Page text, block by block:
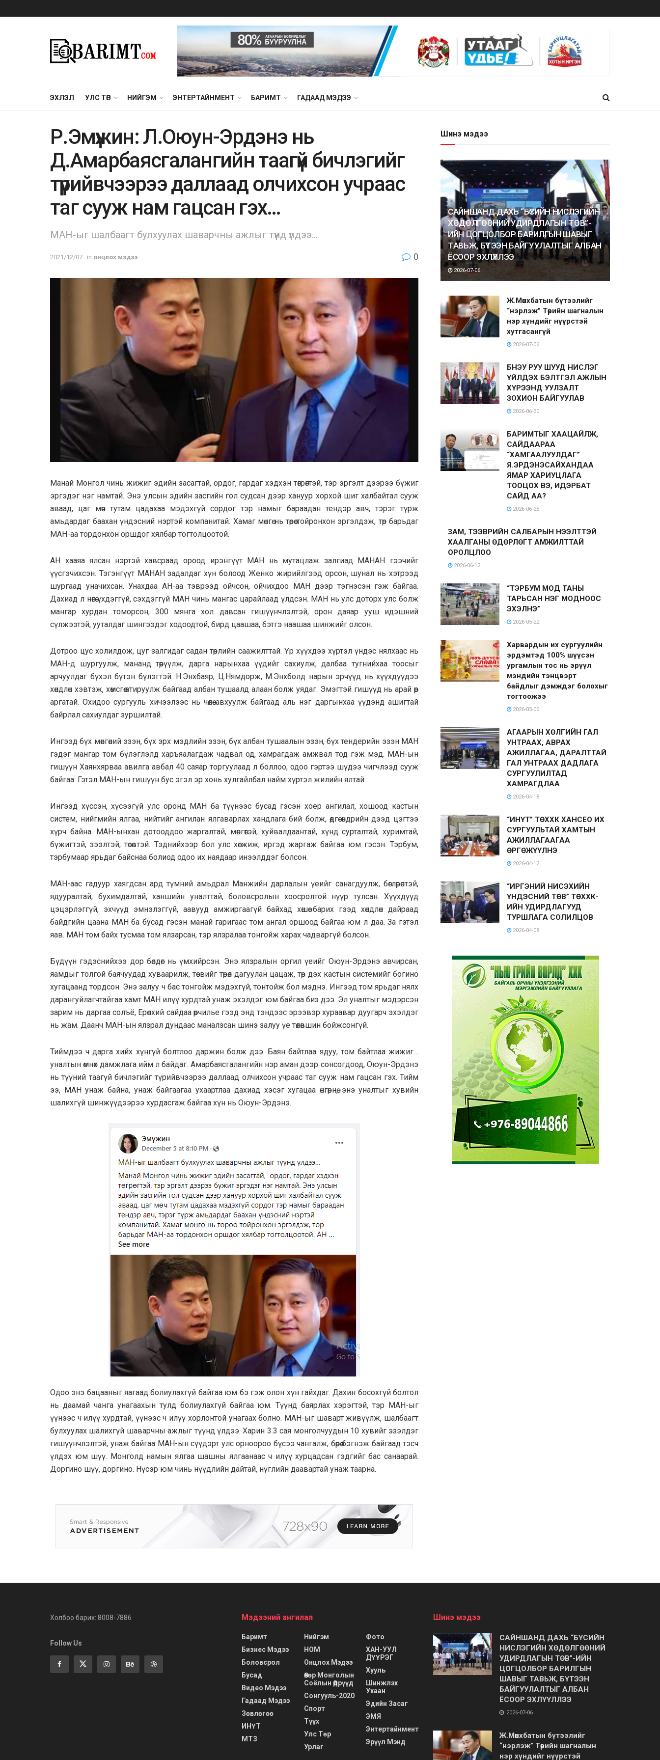
ЭХЛЭЛ УЛС ТӨР НИЙГЭМ ЭНТЕРТАЙНМЕНТ БАРИМТ ГАДААД МЭДЭЭ
Р.Эмүжин: Л.Оюун-Эрдэнэ нь
Д.Амарбаясгалангийн таагүй бичлэгийг
түрийвчээрээ даллаад олчихсон учраас
таг сууж нам гацсан гэх…
МАН-ыг шалбаагт булхуулах шаварчны ажлыг түүнд үлдээ...
2021/12/07 in онцлох мэдээ 0
Манай Монгол чинь жижиг эдийн засагтай, ордог, гардаг хэдхэн төгрөгтэй, тэр эргэлт дээрээ бүжиг
эргэдэг нэг намтай. Энэ улсын эдийн засгийн гол судсан дээр хануур хорхой шиг халбайтал сууж
аваад, цаг мөч тутам цадахаа мэдэхгүй сордог тэр намыг бараадан тендэр авч, тэрэг түрж
амьдардаг баахан үндэсний нэртэй компанитай. Хамаг мөнгө нь төрөө тойронхон эргэлдэж, төр барьдаг
МАН-аа тордонхон оршдог хялбар тогтолцоотой.
АН хааяа ялсан нэртэй хавсраад ороод ирэнгүүт МАН нь мутацлаж залгиад МАНАН гээчийг
үүсгэчихсэн. Тэгэнгүүт МАНАН задалдаг хүн болоод Женко жирийлгээд орсон, шунал нь хэтрээд
шургаад уначихсан. Унахдаа АН-аа тэврээд ойчсон, ойчихдоо МАН дээр тэгнэсэн гэж байгаа.
Дахиад л нөгөө үхдэггүй, сэхдэггүй МАН чинь мангас царайлаад үлдсэн. МАН нь улс доторх улс болж
мангар хурдан томорсон, 300 мянга хол давсан гишүүнчлэлтэй, орон даяар ууш идэшний
сүлжээтэй, ууталдаг шингээдэг ходоодтой, бирд цаашаа, бэтгэ наашаа шинжийг олсон.
Дотроо цус холилдож, цуг залгидаг садан төрлийн саажилттай. Үр хүүхдээ хүртэл үндэс нялхаас нь
МАН-д шургуулж, мананд төөрүүлж, дарга нарынхаа үүдийг сахиулж, далбаа тугнийхаа тоосыг
арчуулдаг бүхэл бүтэн бүлэгтэй. Н.Энхбаяр, Ц.Нямдорж, М.Энхболд нарын эрчүүд нь хүүхдүүдээ
хөндлөн хэвтэж, хөмсгөө атируулж байгаад албан тушаалд алаан болж уядаг. Эмэгтэй гишүүд нь арай өөр
аргатай. Охидоо сургууль хичээлээс нь чөлөө авхуулж байгаад аль нэг даргынхаа үүдэнд ашигтай
байрлал сахиулдаг зуршилтай.
Ингээд бүх мөнгөний эзэн, бүх эрх мэдлийн эзэн, бүх албан тушаалын эзэн, бүх тендерийн эзэн МАН
гэдэг мангар том бүлэглэлд харъяалагдаж чадвал од, хамрагдаж амжвал тод гэж мэд. МАН-ын
гишүүн Хаянхярваа авилга авбал 40 саяар торгуулаад л боллоо, одоо гэртээ шүдээ чигчлээд сууж
байгаа. Гэтэл МАН-ын гишүүн бус эгэл эр хонь хулгайлбал найм хүртэл жилийн ялтай.
Ингээд хүссэн, хүсээгүй улс оронд МАН ба түүнээс бусад гэсэн хоёр ангилал, хошоод кастын
систем, нийгмийн ялгаа, нийтийг ангилан ялгаварлах хандлага бий болж, өдгөө өндрийн дээд цэгтээ
хүрч байна. МАН-ынхан дотооддоо жаргалтай, мөнгөтэй, хуйвалдаантай, хүнд сурталтай, хуримтай,
бүжигтэй, зээлтэй, төсөвтэй. Тэднийхээр бол улс хөгжиж, иргэд жаргаж байгаа юм гэсэн. Тэрбум,
тэрбумаар ярьдаг байснаа болиод одоо их наядаар инээлддэг болсон.
МАН-аас гадуур хаягдсан ард түмний амьдрал Манжийн дарлалын үеийг санагдуулж, бөглөрөлтэй,
ядууралтай, бухимдалтай, ханшийн уналттай, боловсролын хоосролтой нүүр тулсан. Хүүхдүүд
цэцэрлэггүй, эхчүүд эмнэлэггүй, аавууд амжиргаагүй байхад хөшөө барих гээд хөндлөн дайраад
байдгийн цаана МАН ба бусад гэсэн манай гаригаас том ангал оршоод байгаа юм л даа. За гэтэл
яав. МАН том байх тусмаа том ялзарсан, тэр ялзралаа тонгойж харах чадваргүй болсон.
Бүдүүн гэдэснийхээ дор бөлдөг нь үмхийрсэн. Энэ ялзралын оргил үеийг Оюун-Эрдэнэ авчирсан,
яамдыг толгой баячуудад хуваарилж, төсвийг төрөл дагуулан цацаж, төр дэх кастын системийг богино
хугацаанд тордсон. Энэ залуу ч бас тонгойж мэдэхгүй, тонтойж бол мэднэ. Ингээд том ярьдаг нялх
дарангуйлагчтайгаа хамт МАН илүү хурдтай унаж эхэлдэг юм байгаа биз дээ. Эл уналтыг мэдэрсэн
зарим нь даргаа солъё, Ерөнхий сайдаа өөрчилье гээд энд тэндээс эрээвэр хураавар дуугарч эхэлдэг
нь жам. Даанч МАН-ын ялзрал дундаас маналзсан шинэ залуу үе төлөвшин бойжсонгүй.
Тиймдээ ч дарга хийх хүнгүй болтлоо даржин болж дээ. Баян байтлаа ядуу, том байтлаа жижиг…
уналтын өмнөх дамжлага ийм л байдаг. Амарбаясгалангийн нэр аман дээр сонсогдоод, Оюун-Эрдэнэ
нь түүний таагүй бичлэгийг түрийвчээрээ даллаад олчихсон учраас таг сууж нам гацсан гэх. Тийм
ээ, МАН унаж байна, унаж байгаагаа ухаартлаа дахиад хэсэг хугацаа өнгөрнө, энэ уналтыг хувийн
шалихгүй шинжүүдээрээ хурдасгаж байгаа хүн нь Оюун-Эрдэнэ.
Одоо энэ бацааныг яагаад болиулахгүй байгаа юм бэ гэж олон хүн гайхдаг. Дахин босохгүй болтол
нь даамай чанга унагаахын тулд болиулахгүй байгаа юм. Түүнд баярлах хэрэгтэй, тэр МАН-ыг
үүнээс ч илүү хурдтай, үүнээс ч илүү хорлонтой унагаах болно. МАН-ыг шаварт живүүлж, шалбаагт
булхуулах шалихгүй шаварчны ажлыг түүнд үлдээ. Харин 3.3 сая монголчуудын 10 хувийг эзэлдэг
гишүүнчлэлтэй, унаж байгаа МАН-ын сүүдэрт улс орноороо бүсээ чангалж, бөөрөө бэгнэж байгаад тэсч
үлдэх юм шүү. Монголд намын ялгаа шашны ялгаанаас ч илүү хурцадсан гэдгийг бас санаарай.
Доргино шүү, доргино. Нүсэр юм чинь нүүдлийн дайтай, нүглийн даавартай унаж таарна.
Шинэ мэдээ
САЙНШАНД ДАХЬ “БҮСИЙН НИСЛЭГИЙН
ХӨДӨЛГӨӨНИЙ УДИРДЛАГЫН ТӨВ”-
ИЙН ЦОГЦОЛБОР БАРИЛГЫН ШАВЫГ
ТАВЬЖ, БҮТЭЭН БАЙГУУЛАЛТЫГ АЛБАН
ЁСООР ЭХЛҮҮЛЛЭЭ
2026-07-06
Ж.Мөнхбатын бүтээлийг
“нэрлэж” Төрийн шагналын
нэр хүндийг нүүрстэй
хутгасангүй
2026-07-06
БНЭУ РУУ ШУУД НИСЛЭГ
ҮЙЛДЭХ БЭЛТГЭЛ АЖЛЫН
ХҮРЭЭНД УУЛЗАЛТ
ЗОХИОН БАЙГУУЛАВ
2026-06-30
БАРИМТЫГ ХААЦАЙЛЖ,
САЙДААРАА
“ХАМГААЛУУЛДАГ”
Я.ЭРДЭНЭСАЙХАНДАА
ЯМАР ХАРИУЦЛАГА
ТООЦОХ ВЭ, ИДЭРБАТ
САЙД АА?
2026-06-25
ЗАМ, ТЭЭВРИЙН САЛБАРЫН НЭЭЛТТЭЙ
ХААЛГАНЫ ӨДӨРЛӨГТ АМЖИЛТТАЙ
ОРОЛЦЛОО
2026-06-12
“ТЭРБУМ МОД ТАНЫ
ТАРЬСАН НЭГ МОДНООС
ЭХЭЛНЭ”
2026-05-22
Харвардын их сургуулийн
эрдэмтэд 100% шүүсэн
ургамлын тос нь эрүүл
мэндийн тэнцвэрт
байдлыг дэмждэг болохыг
тогтоожээ
2026-05-06
АГААРЫН ХӨЛГИЙН ГАЛ
УНТРААХ, АВРАХ
АЖИЛЛАГАА, ДАРАЛТТАЙ
ГАЛ УНТРААХ ДАДЛАГА
СУРГУУЛИЛТАД
ХАМРАГДЛАА
2026-04-18
“ИНҮТ” ТӨХХК ХАНСЕО ИХ
СУРГУУЛЬТАЙ ХАМТЫН
АЖИЛЛАГААГАА
ӨРГӨЖҮҮЛНЭ
2026-04-12
“ИРГЭНИЙ НИСЭХИЙН
ҮНДЭСНИЙ ТӨВ” ТӨХХК-
ИЙН УДИРДЛАГУУД
ТУРШЛАГА СОЛИЛЦОВ
2026-04-08
Холбоо барих: 8008-7886
Follow Us
Мэдээний ангилал
Баримт
Бизнес Мэдээ
Боловсрол
Бусад
Видео Мэдээ
Гадаад Мэдээ
Зөвлөгөө
ИНҮТ
МТЗ
Нийгэм
НОМ
Онцлох Мэдээ
Өвөр Монголын
Соёлын Өдрүүд
Сонгууль-2020
Спорт
Түүх
Улс Төр
Урлаг
Фото
ХАН-УУЛ
ДҮҮРЭГ
Хууль
Шинжлэх
Ухаан
Эдийн Засаг
ЭМЯ
Энтертайнмент
Эрүүл Мэнд
Шинэ мэдээ
САЙНШАНД ДАХЬ “БҮСИЙН
НИСЛЭГИЙН ХӨДӨЛГӨӨНИЙ
УДИРДЛАГЫН ТӨВ”-ИЙН
ЦОГЦОЛБОР БАРИЛГЫН
ШАВЫГ ТАВЬЖ, БҮТЭЭН
БАЙГУУЛАЛТЫГ АЛБАН
ЁСООР ЭХЛҮҮЛЛЭЭ
2026-07-06
Ж.Мөнхбатын бүтээлийг
“нэрлэж” Төрийн шагналын
нэр хүндийг нүүрстэй